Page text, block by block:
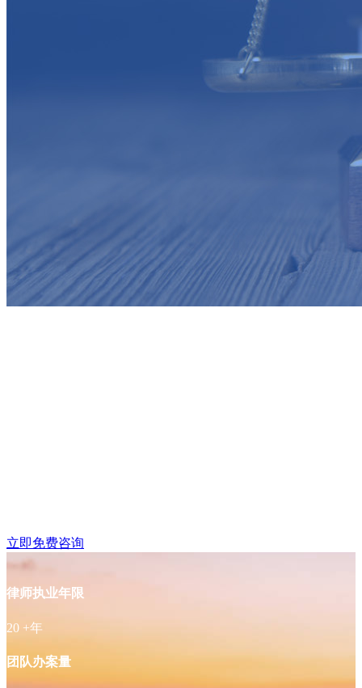
立即免费咨询
律师执业年限
20 +年
团队办案量